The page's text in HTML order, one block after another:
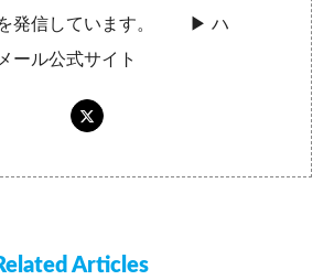
を発信しています。 ▶︎ハ
ール公式サイト
Articles